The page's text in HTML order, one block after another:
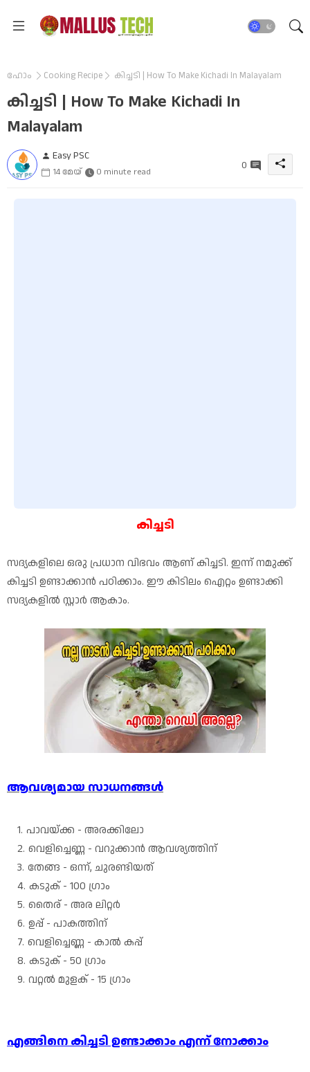
ഹോം Cooking Recipe കിച്ചടി | How To Make Kichadi In Malayalam
കിച്ചടി | How To Make Kichadi In
Malayalam
Easy PSC
14 മേയ് 0 minute read 0
കിച്ചടി
സദ്യകളിലെ ഒരു പ്രധാന വിഭവം ആണ് കിച്ചടി. ഇന്ന് നമുക്ക്
കിച്ചടി ഉണ്ടാക്കാൻ പഠിക്കാം. ഈ കിടിലം ഐറ്റം ഉണ്ടാക്കി
സദ്യകളിൽ സ്റ്റാർ ആകാം.
ആവശ്യമായ സാധനങ്ങൾ
പാവയ്ക്ക - അരക്കിലോ
വെളിച്ചെണ്ണ - വറുക്കാൻ ആവശ്യത്തിന്
തേങ്ങ - ഒന്ന്, ചുരണ്ടിയത്
കടുക് - 100 ഗ്രാം
തൈര് - അര ലിറ്റർ
ഉപ്പ് - പാകത്തിന്
വെളിച്ചെണ്ണ - കാൽ കപ്പ്
കടുക് - 50 ഗ്രാം
വറ്റൽ മുളക് - 15 ഗ്രാം
എങ്ങിനെ കിച്ചടി ഉണ്ടാക്കാം എന്ന് നോക്കാം